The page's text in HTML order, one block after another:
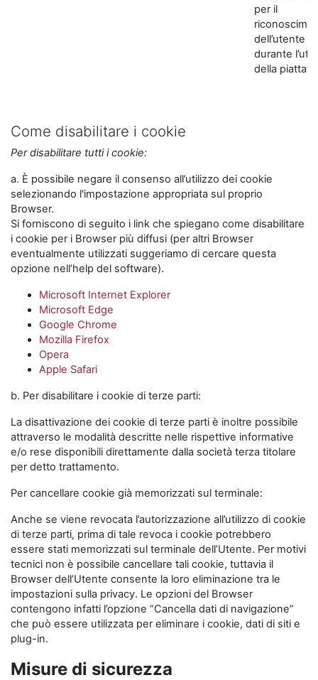
per il
dell’utente
durante
della
Come disabilitare i cookie
Per disabilitare tutti i cookie:
a. È possibile negare il consenso all’utilizzo dei cookie
selezionando l'impostazione appropriata sul proprio
Browser.
Si forniscono di seguito i link che spiegano come disabilitare
i cookie per i Browser più diffusi (per altri Browser
eventualmente utilizzati suggeriamo di cercare questa
opzione nell’help del software).
Microsoft Internet Explorer
Microsoft Edge
Google Chrome
Mozilla Firefox
Opera
Apple Safari
b. Per disabilitare i cookie di terze parti:
La disattivazione dei cookie di terze parti è inoltre possibile
attraverso le modalità descritte nelle rispettive informative
e/o rese disponibili direttamente dalla società terza titolare
per detto trattamento.
Per cancellare cookie già memorizzati sul terminale:
Anche se viene revocata l’autorizzazione all’utilizzo di cookie
di terze parti, prima di tale revoca i cookie potrebbero
essere stati memorizzati sul terminale dell’Utente. Per motivi
tecnici non è possibile cancellare tali cookie, tuttavia il
Browser dell’Utente consente la loro eliminazione tra le
impostazioni sulla privacy. Le opzioni del Browser
contengono infatti l’opzione “Cancella dati di navigazione”
che può essere utilizzata per eliminare i cookie, dati di siti e
plug-in.
Misure di sicurezza